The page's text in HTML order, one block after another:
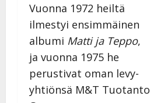
Vuonna 1972 heiltä
ilmestyi ensimmäinen
albumi Matti ja Teppo,
ja vuonna 1975 he
perustivat oman levy-
yhtiönsä M&T Tuotanto